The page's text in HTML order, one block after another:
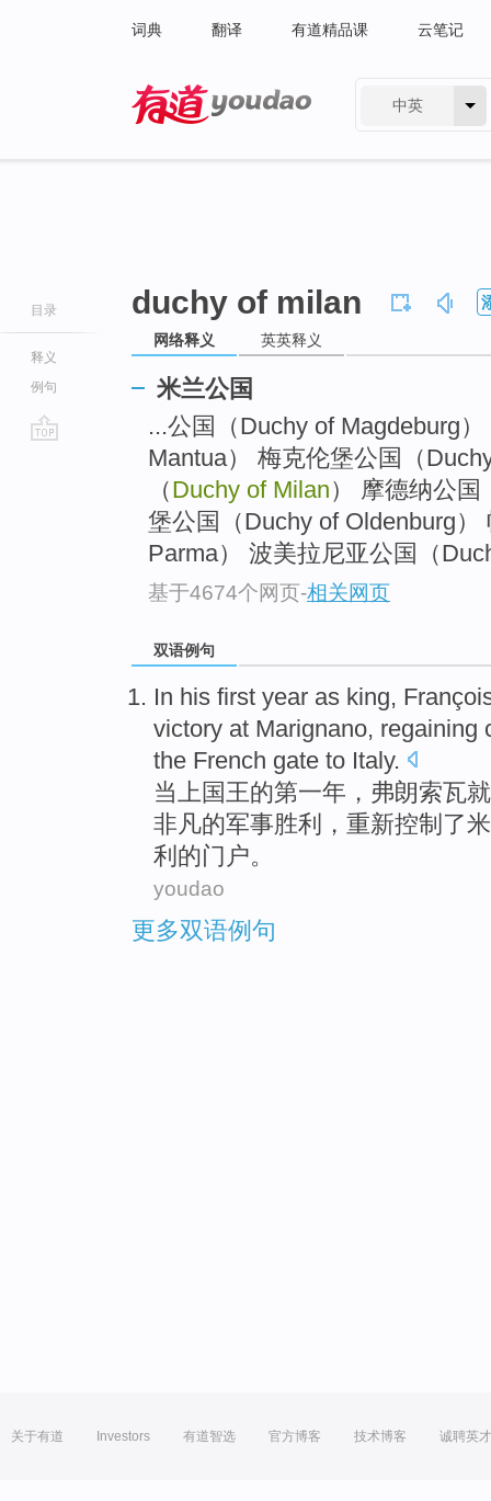
词典 翻译 有道精品课 云笔记
中英
目录
释义
例句
duchy of milan
网络释义 英英释义
米兰公国
...公国（Duchy of Magdeburg
Mantua） 梅克伦堡公国（
（Duchy of Milan） 摩德纳公国
堡公国（Duchy of Oldenburg
Parma） 波美拉尼亚公国（
基于4674个网页-相关网页
双语例句
In his first year as king,
victory at Marignano, regaining
the French gate to Italy.
当 上 国王的第一年 ，弗朗索瓦就
非凡的军事胜利 ， 重新控制 了
利 的门户。
youdao
更多双语例句
关于有道 Investors 有道智选 官方博客 技术博客 诚聘英才